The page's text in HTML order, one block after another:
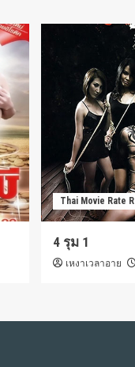
Thai Movie Rate R
4 รุม 1
เหงาเวลาอาย